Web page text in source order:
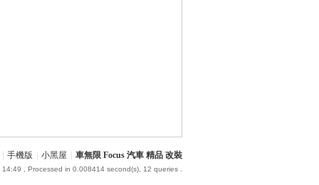
手機版 小黑屋 車無限 Focus 汽車 精品 改裝
14:49 , Processed in 0.008414 second(s), 12 queries .